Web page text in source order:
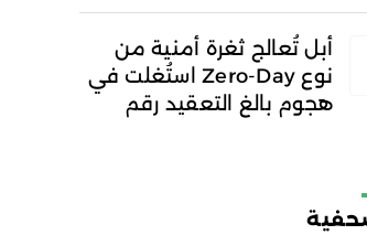
أبل تُعالج ثغرة أمنية من
نوع Zero-Day استُغلت في
هجوم بالغ التعقيد رقم